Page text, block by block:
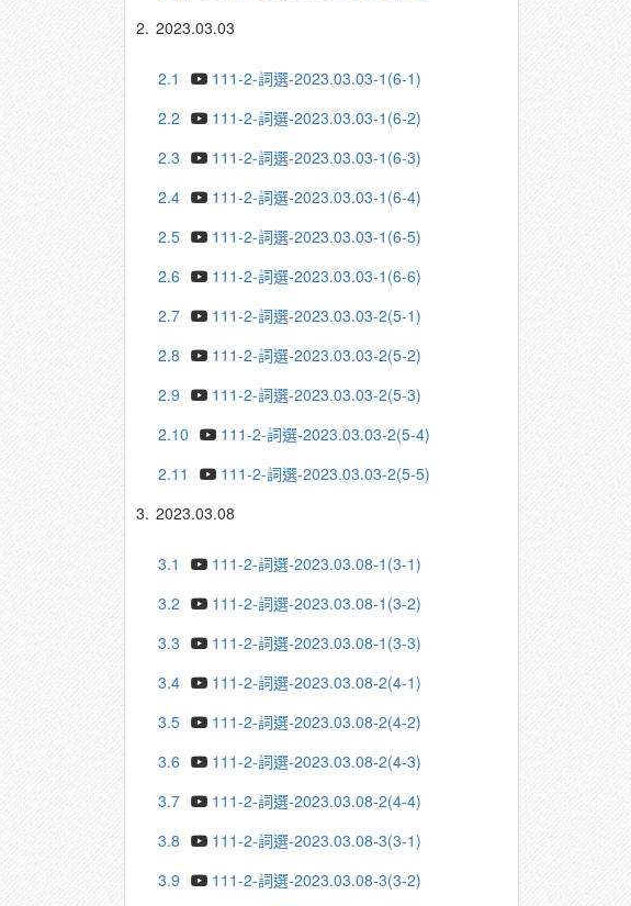
2. 2023.03.03
2.1
111-2-詞選-2023.03.03-1(6-1)
2.2
111-2-詞選-2023.03.03-1(6-2)
2.3
111-2-詞選-2023.03.03-1(6-3)
2.4
111-2-詞選-2023.03.03-1(6-4)
2.5
111-2-詞選-2023.03.03-1(6-5)
2.6
111-2-詞選-2023.03.03-1(6-6)
2.7
111-2-詞選-2023.03.03-2(5-1)
2.8
111-2-詞選-2023.03.03-2(5-2)
2.9
111-2-詞選-2023.03.03-2(5-3)
2.10
111-2-詞選-2023.03.03-2(5-4)
2.11
111-2-詞選-2023.03.03-2(5-5)
3. 2023.03.08
3.1
111-2-詞選-2023.03.08-1(3-1)
3.2
111-2-詞選-2023.03.08-1(3-2)
3.3
111-2-詞選-2023.03.08-1(3-3)
3.4
111-2-詞選-2023.03.08-2(4-1)
3.5
111-2-詞選-2023.03.08-2(4-2)
3.6
111-2-詞選-2023.03.08-2(4-3)
3.7
111-2-詞選-2023.03.08-2(4-4)
3.8
111-2-詞選-2023.03.08-3(3-1)
3.9
111-2-詞選-2023.03.08-3(3-2)